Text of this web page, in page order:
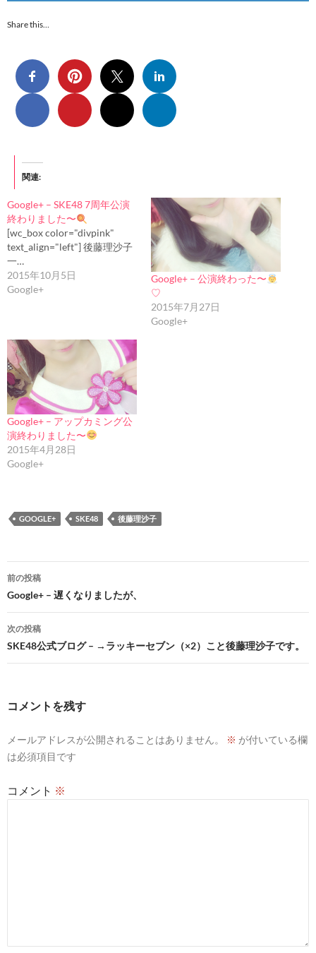
Share this…
関連
Google+ – SKE48 7周年公演
終わりました〜
[wc_box color="divpink"
text_align="left"] 後藤理沙子
一…
2015年10月5日
Google+
Google+ – 公演終わった〜
♡
2015年7月27日
Google+
Google+ – アップカミング公
演終わりました〜
2015年4月28日
Google+
GOOGLE+ SKE48 後藤理沙子
投
稿
ナ
ビ
ゲ
ョ
前の投稿
Google+ – 遅くなりましたが、
次の投稿
SKE48公式ブログ – →ラッキーセブン（×2）こと後藤理沙子です。
コメントを残す
メールアドレスが公開されることはありません。 ※ が付いている欄
は必須項目です
コメント ※